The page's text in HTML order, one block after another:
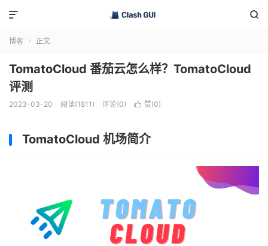


博客  正文
TomatoCloud 番茄云怎么样？TomatoCloud
评测
2023-03-20 阅读(1811) 评论(0)  赞(0)
TomatoCloud 机场简介